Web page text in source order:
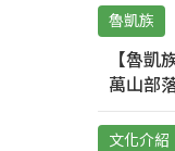
魯凱族
【魯凱
萬山部
文化介紹